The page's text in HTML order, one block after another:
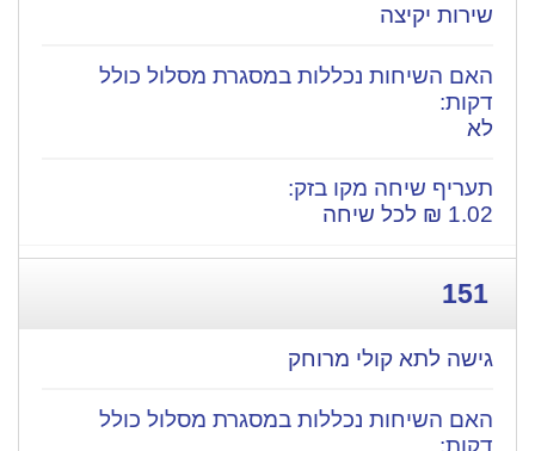
שירות יקיצה
לא
1.02 ₪ לכל שיחה
151
גישה לתא קולי מרוחק